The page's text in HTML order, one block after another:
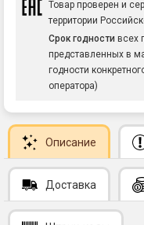
Товар проверен и
территории
Срок годности всех
представленных в
годности
оператора)
Описание
Доставка